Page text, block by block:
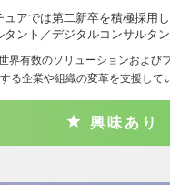
ュアでは第二新卒を積極採用
タント／デジタルコンサルタ
界有数のソリューションおよび
る企業や組織の変革を支援して
興味あり